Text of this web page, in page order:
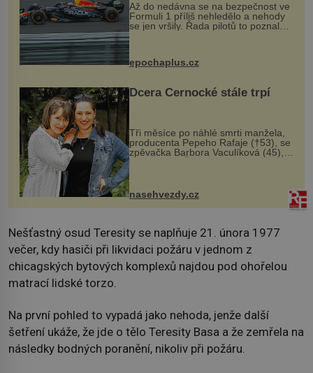
Až do nedávna se na bezpečnost ve
Formuli 1 příliš nehledělo a nehody
se jen vršily. Řada pilotů to poznala
na vlastní kůži, často s trvalými
následky nebo bohužel i ztrátou
života. Dnes nepochopiteln...
epochaplus.cz
Dcera Černocké stále trpí
Tři měsíce po náhlé smrti manžela,
producenta Pepeho Rafaje (†53), se
zpěvačka Barbora Vaculíková (45),
dcera Petry Černocké (75), poprvé
ozvala veřejnosti. Na sociální síti
sdílela, že se snaží fung...
nasehvezdy.cz
Nešťastný osud Teresity se naplňuje 21. února 1977
večer, kdy hasiči při likvidaci požáru v jednom z
chicagských bytových komplexů najdou pod ohořelou
matrací lidské torzo.
Na první pohled to vypadá jako nehoda, jenže další
šetření ukáže, že jde o tělo Teresity Basa a že zemřela na
následky bodných poranění, nikoliv při požáru.